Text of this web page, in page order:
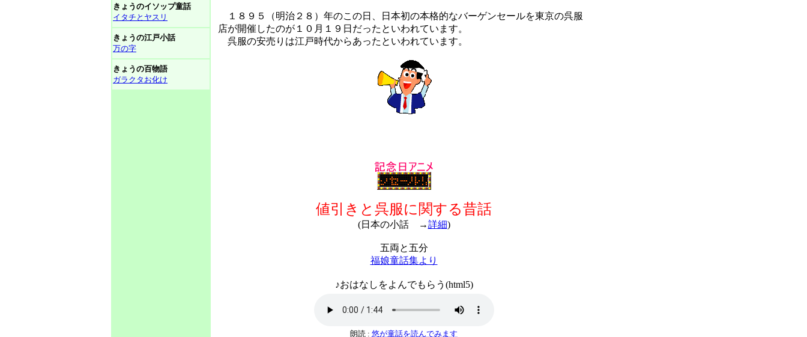
きょうのイソップ童話
イタチとヤスリ
きょうの江戸小話
万の字
きょうの百物語
ガラクタお化け
１８９５（明治２８）年のこの日、日本初の本格的なバーゲンセールを東京の呉服
店が開催したのが１０月１９日だったといわれています。
呉服の安売りは江戸時代からあったといわれています。
値引きと呉服に関する昔話
(日本の小話 →詳細)
五両と五分
福娘童話集より
♪おはなしをよんでもらう(html5)
朗読 : 悠が童話を読んでみます